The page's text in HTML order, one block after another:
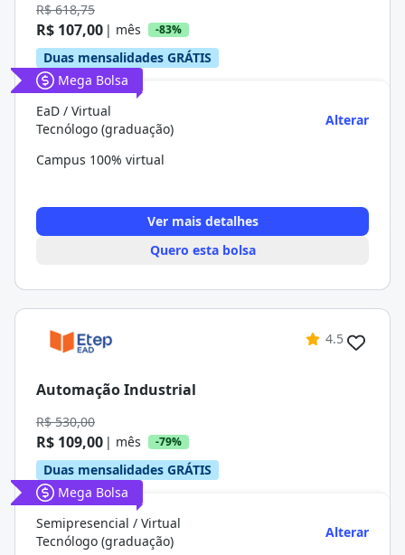
R$ 618,75
R$ 107,00 | mês -83%
Duas mensalidades GRÁTIS
Mega Bolsa
EaD / Virtual
Tecnólogo (graduação)
Alterar
Campus 100% virtual
Ver mais detalhes
Quero esta bolsa
4.5
Automação Industrial
R$ 530,00
R$ 109,00 | mês -79%
Duas mensalidades GRÁTIS
Mega Bolsa
Semipresencial / Virtual
Tecnólogo (graduação)
Alterar